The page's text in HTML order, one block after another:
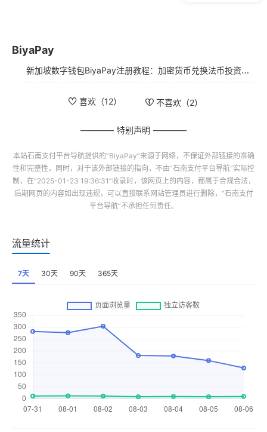
BiyaPay
新加坡数字钱包BiyaPay注册教程：加密货币兑换法币投资港美股，出金华美银行或Wise防冻卡
喜欢（12） 不喜欢（2）
特别声明
本站石南支付平台导航提供的“BiyaPay”来源于网络，不保证外部链接的准确
性和完整性，同时，对于该外部链接的指向，不由“石南支付平台导航”实际控
制，在“2025-01-23 19:36:31”收录时，该网页上的内容，都属于合规合法，
后期网页的内容如出现违规，可以直接联系网站管理员进行删除，“石南支付
平台导航”不承担任何责任。
流量统计
7天 30天 90天 365天